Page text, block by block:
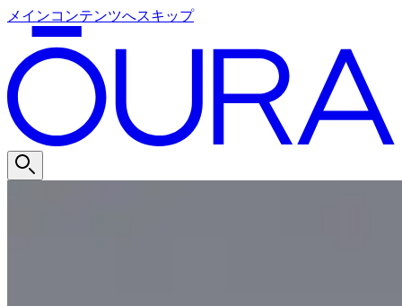
メインコンテンツへスキップ